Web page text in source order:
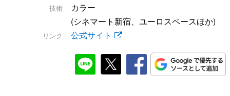
技術
カラー
(シネマート新宿、ユーロスペースほか)
リンク 公式サイト